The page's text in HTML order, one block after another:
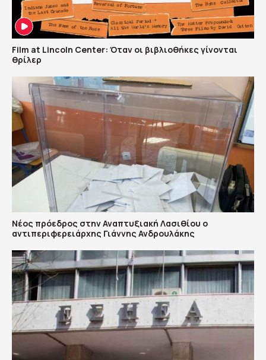
Film at Lincoln Center: Όταν οι βιβλιοθήκες γίνονται
θρίλερ
Νέος πρόεδρος στην Αναπτυξιακή Λασιθίου ο
αντιπεριφερειάρχης Γιάννης Ανδρουλάκης